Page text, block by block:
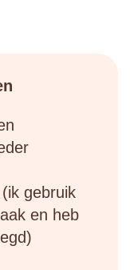
gebruik
en heb